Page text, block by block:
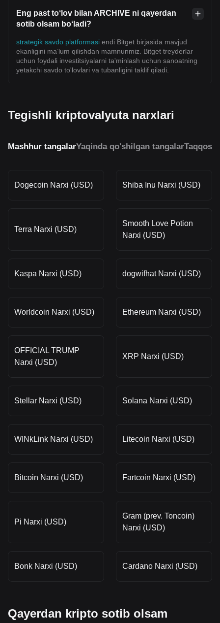
Eng past toʻlov bilan ARCHIVE ni qayerdan
sotib olsam boʻladi?
strategik savdo platformasi endi Bitget birjasida mavjud
ekanligini ma’lum qilishdan mamnunmiz. Bitget treyderlar
uchun foydali investitsiyalarni ta'minlash uchun sanoatning
yetakchi savdo to'lovlari va tubanligini taklif qiladi.
Tegishli kriptovalyuta narxlari
Mashhur tangalarYaqinda qo'shilgan tangalar
Dogecoin Narxi (USD) Shiba Inu Narxi (USD)
Terra Narxi (USD)
Smooth Love Potion
Narxi (USD)
Kaspa Narxi (USD) dogwifhat Narxi (USD)
Worldcoin Narxi (USD) Ethereum Narxi (USD)
OFFICIAL TRUMP
Narxi (USD)
XRP Narxi (USD)
Stellar Narxi (USD) Solana Narxi (USD)
WINkLink Narxi (USD) Litecoin Narxi (USD)
Bitcoin Narxi (USD) Fartcoin Narxi (USD)
Pi Narxi (USD)
Gram (prev. Toncoin)
Narxi (USD)
Bonk Narxi (USD) Cardano Narxi (USD)
Qayerdan kripto sotib olsam